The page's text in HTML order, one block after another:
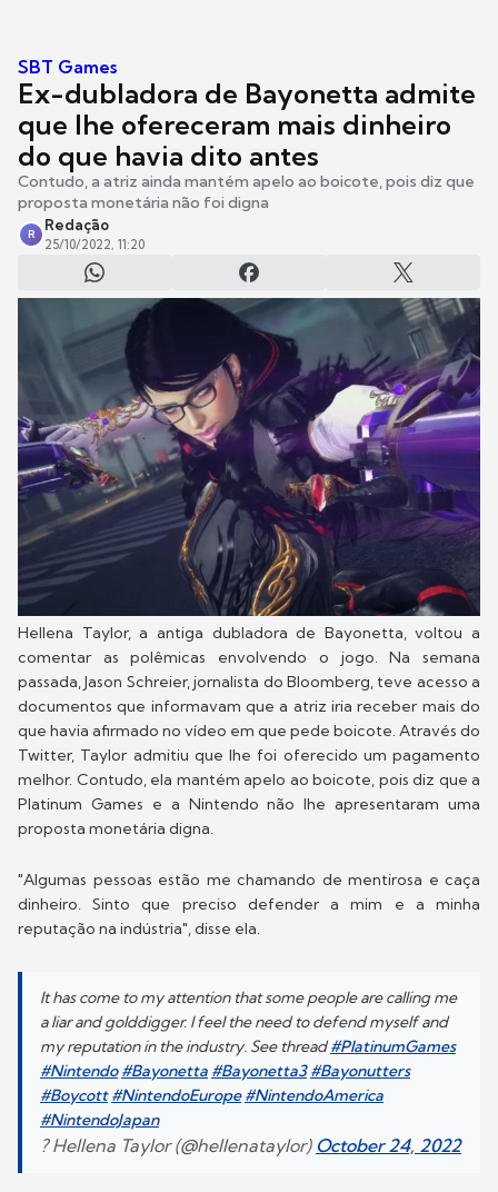
SBT Games
Ex-dubladora de Bayonetta admite
que lhe ofereceram mais dinheiro
do que havia dito antes
Contudo, a atriz ainda mantém apelo ao boicote, pois diz que
proposta monetária não foi digna
R
Redação
25/10/2022, 11:20
Hellena Taylor, a antiga dubladora de Bayonetta, voltou a
comentar as polêmicas envolvendo o jogo. Na semana
passada, Jason Schreier, jornalista do Bloomberg, teve acesso a
documentos que informavam que a atriz iria receber mais do
que havia afirmado no vídeo em que pede boicote. Através do
Twitter, Taylor admitiu que lhe foi oferecido um pagamento
melhor. Contudo, ela mantém apelo ao boicote, pois diz que a
Platinum Games e a Nintendo não lhe apresentaram uma
proposta monetária digna.
"Algumas pessoas estão me chamando de mentirosa e caça
dinheiro. Sinto que preciso defender a mim e a minha
reputação na indústria", disse ela.
It has come to my attention that some people are calling me
a liar and golddigger. I feel the need to defend myself and
my reputation in the industry. See thread#PlatinumGames
#Nintendo #Bayonetta #Bayonetta3 #Bayonutters
#Boycott #NintendoEurope #NintendoAmerica
#NintendoJapan
? Hellena Taylor (@hellenataylor) October 24, 2022